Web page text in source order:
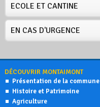
ECOLE ET CANTINE
EN CAS D'URGENCE
DÉCOUVRIR MONTAIMONT
Présentation de la commune
Histoire et Patrimoine
Agriculture